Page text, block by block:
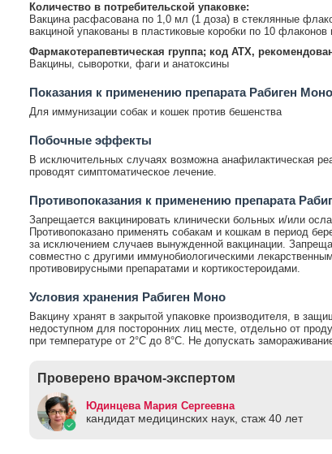
Количество в потребительской упаковке:
Вакцина расфасована по 1,0 мл (1 доза) в стеклянные
вакциной упакованы в пластиковые коробки по 10
Фармакотерапевтическая группа; код АТХ,
Вакцины, сыворотки, фаги и анатоксины
Показания к применению препарата Рабиген Моно
Для иммунизации собак и кошек против бешенства
Побочные эффекты
В исключительных случаях возможна анафилактическая
проводят симптоматическое лечение.
Противопоказания к применению препарата
Запрещается вакцинировать клинически больных и/или
Противопоказано применять собакам и кошкам в период
за исключением случаев вынужденной вакцинации.
совместно с другими иммунобиологическими
противовирусными препаратами и кортикостероидами.
Условия хранения Рабиген Моно
Вакцину хранят в закрытой упаковке производителя, в
недоступном для посторонних лиц месте, отдельно от
при температуре от 2°С до 8°С. Не допускать
Проверено врачом-экспертом
Юдинцева Мария Сергеевна
кандидат медицинских наук, стаж 40 лет